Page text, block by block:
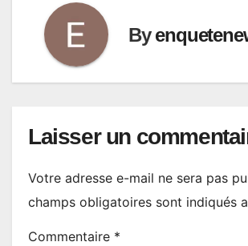
By
Laisser un
Votre adresse e-mail ne sera pas
champs obligatoires sont indiqués
Commentaire *